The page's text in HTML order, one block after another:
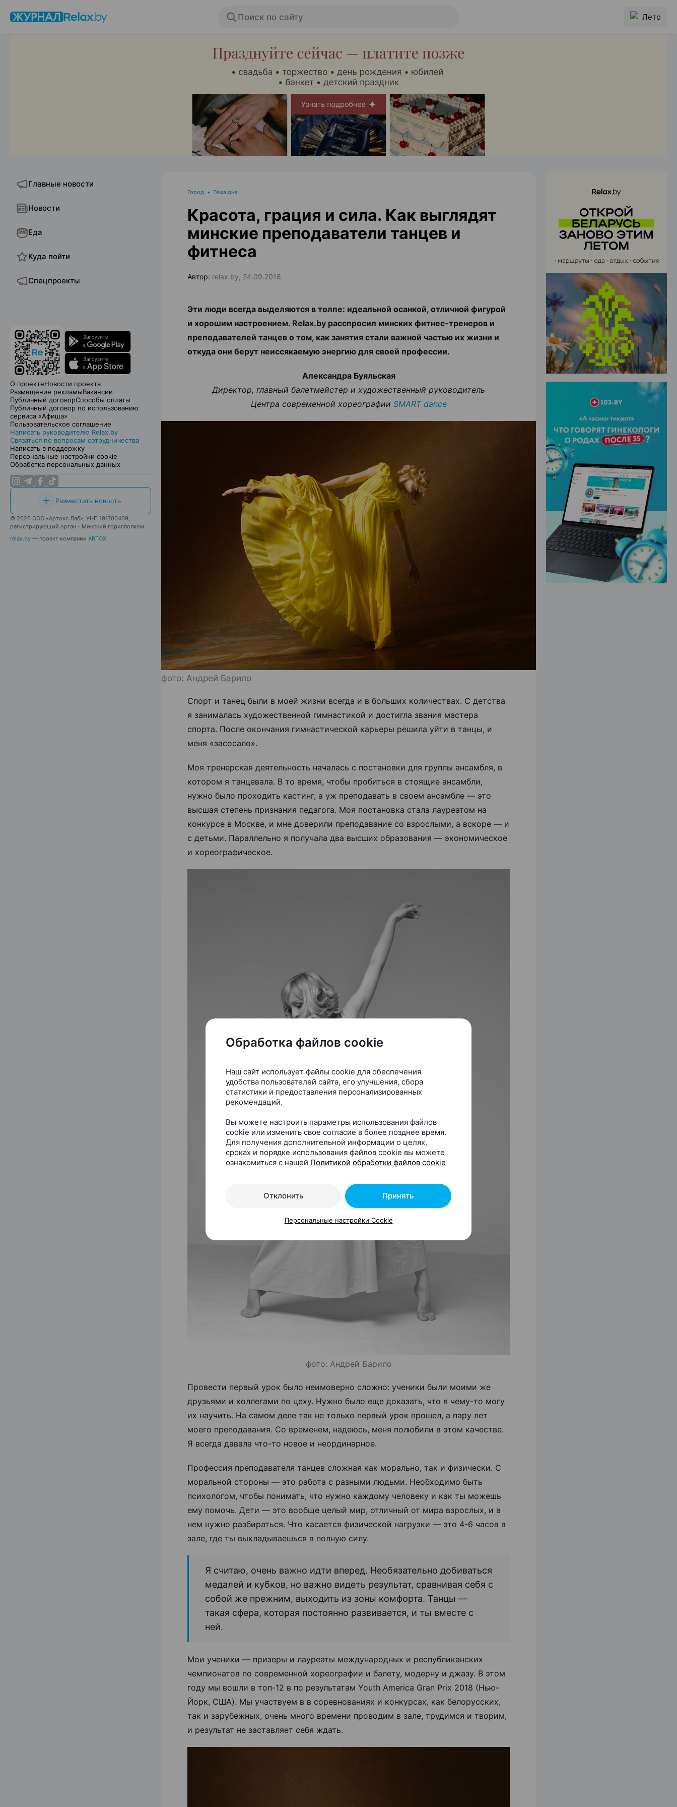
Поиск по сайту Лето
ЭФФЕКТИВНАЯ РЕКЛАМА НА САЙТЕ
Главные новости
Новости
Еда
Куда пойти
Спецпроекты
О проектеНовости проекта
Размещение рекламыВакансии
Публичный договорСпособы оплаты
Публичный договор по использованию
сервиса «Афиша»
Пользовательское соглашение
Написать руководителю Relax.by
Связаться по вопросам сотрудничества
Написать в поддержку
Персональные настройки cookie
Обработка персональных данных
Разместить новость
© 2026 ООО «Артокс Лаб», УНП 191700409,
регистрирующий орган - Минский горисполком
relax.by — проект компании ARTOX
Город • Тема дня
Красота, грация и сила. Как выглядят
минские преподаватели танцев и
фитнеса
Автор: relax.by, 24.09.2018
Эти люди всегда выделяются в толпе: идеальной осанкой, отличной фигурой
и хорошим настроением. Relax.by расспросил минских фитнес-тренеров и
преподавателей танцев о том, как занятия стали важной частью их жизни и
откуда они берут неиссякаемую энергию для своей профессии.
Александра Буяльская
Директор, главный балетмейстер и художественный руководитель
Центра современной хореографии SMART dance
фото: Андрей Барило
Спорт и танец были в моей жизни всегда и в больших количествах. С детства
я занималась художественной гимнастикой и достигла звания мастера
спорта. После окончания гимнастической карьеры решила уйти в танцы, и
меня «засосало».
Моя тренерская деятельность началась с постановки для группы ансамбля, в
котором я танцевала. В то время, чтобы пробиться в стоящие ансамбли,
нужно было проходить кастинг, а уж преподавать в своем ансамбле — это
высшая степень признания педагога. Моя постановка стала лауреатом на
конкурсе в Москве, и мне доверили преподавание со взрослыми, а вскоре — и
с детьми. Параллельно я получала два высших образования — экономическое
и хореографическое.
фото: Андрей Барило
Провести первый урок было неимоверно сложно: ученики были моими же
друзьями и коллегами по цеху. Нужно было еще доказать, что я чему-то могу
их научить. На самом деле так не только первый урок прошел, а пару лет
моего преподавания. Со временем, надеюсь, меня полюбили в этом качестве.
Я всегда давала что-то новое и неординарное.
Профессия преподавателя танцев сложная как морально, так и физически. С
моральной стороны — это работа с разными людьми. Необходимо быть
психологом, чтобы понимать, что нужно каждому человеку и как ты можешь
ему помочь. Дети — это вообще целый мир, отличный от мира взрослых, и в
нем нужно разбираться. Что касается физической нагрузки — это 4-6 часов в
зале, где ты выкладываешься в полную силу.
Я считаю, очень важно идти вперед. Необязательно добиваться
медалей и кубков, но важно видеть результат, сравнивая себя с
собой же прежним, выходить из зоны комфорта. Танцы —
такая сфера, которая постоянно развивается, и ты вместе с
ней.
Мои ученики — призеры и лауреаты международных и республиканских
чемпионатов по современной хореографии и балету, модерну и джазу. В этом
году мы вошли в топ-12 в по результатам Youth America Gran Prix 2018 (Нью-
Йорк, США). Мы участвуем в в соревнованиях и конкурсах, как белорусских,
так и зарубежных, очень много времени проводим в зале, трудимся и творим,
и результат не заставляет себя ждать.
ЭФФЕКТИВНАЯ РЕКЛАМА НА САЙТЕ
ЭФФЕКТИВНАЯ РЕКЛАМА НА САЙТЕ
Обработка файлов cookie
Наш сайт использует файлы cookie для обеспечения
удобства пользователей сайта, его улучшения, сбора
статистики и предоставления персонализированных
рекомендаций.
Вы можете настроить параметры использования файлов
cookie или изменить свое согласие в более позднее время.
Для получения дополнительной информации о целях,
сроках и порядке использования файлов cookie вы можете
ознакомиться с нашей Политикой обработки файлов cookie
Отклонить Принять
Персональные настройки Cookie